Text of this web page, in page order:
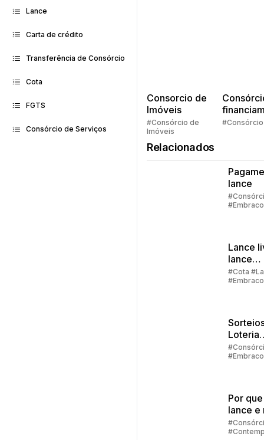
Lance
Carta de crédito
Transferência de Consórcio
Cota
FGTS
Consórcio de Serviços
Consorcio de
Imóveis
#Consórcio de
Imóveis
Quem
#Consórcio
Relacionados
lance
Lance
lance
#Cota
Loteria
Federal:
grupos
Por
lance e
no